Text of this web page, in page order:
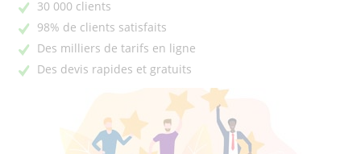
30 000 clients
98% de clients satisfaits
Des milliers de tarifs en ligne
Des devis rapides et gratuits